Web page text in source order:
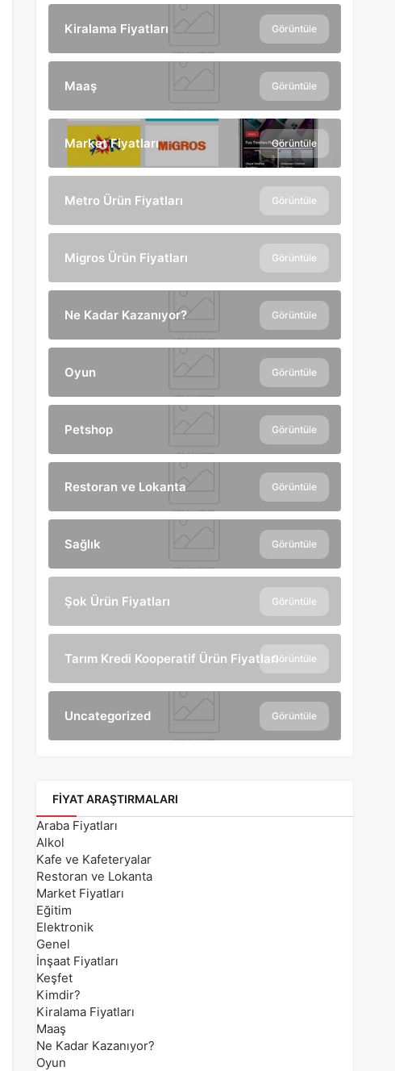
Kiralama Fiyatları Görüntüle
Maaş Görüntüle
Market Fiyatları Görüntüle
Metro Ürün Fiyatları Görüntüle
Migros Ürün Fiyatları Görüntüle
Ne Kadar Kazanıyor? Görüntüle
Oyun Görüntüle
Petshop Görüntüle
Restoran ve Lokanta Görüntüle
Sağlık Görüntüle
Şok Ürün Fiyatları Görüntüle
Tarım Kredi Kooperatif Ürün FiyatlarıGörüntüle
Uncategorized Görüntüle
FIYAT ARAŞTIRMALARI
Araba Fiyatları
Alkol
Kafe ve Kafeteryalar
Restoran ve Lokanta
Market Fiyatları
Eğitim
Elektronik
Genel
İnşaat Fiyatları
Keşfet
Kimdir?
Kiralama Fiyatları
Maaş
Ne Kadar Kazanıyor?
Oyun